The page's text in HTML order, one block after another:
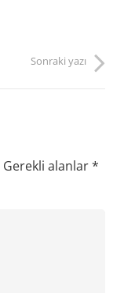
Sonraki yazı
Gerekli alanlar*